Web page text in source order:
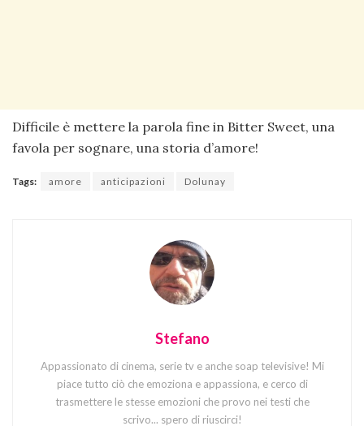
Difficile è mettere la parola fine in Bitter Sweet, una
favola per sognare, una storia d’amore!
Tags: amore anticipazioni Dolunay
Stefano
Appassionato di cinema, serie tv e anche soap televisive! Mi
piace tutto ciò che emoziona e appassiona, e cerco di
trasmettere le stesse emozioni che provo nei testi che
scrivo... spero di riuscirci!